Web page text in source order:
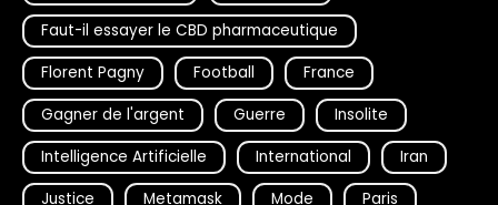
Faut-il essayer le CBD pharmaceutique
Florent Pagny
Football
France
Gagner de l'argent
Guerre
Insolite
Intelligence Artificielle
International
Iran
Justice
Metamask Mode Paris